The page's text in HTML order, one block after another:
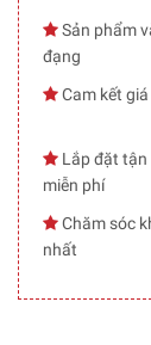
Sản phẩm
đạng
Cam kết
Lắp đặt tận
miễn phí
Chăm sóc
nhất